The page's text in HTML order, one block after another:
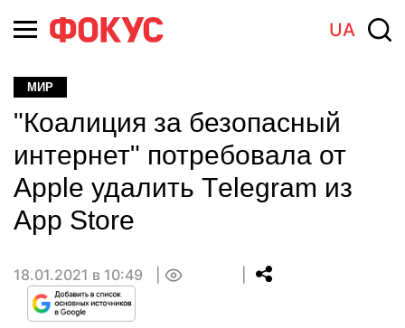
UA
МИР
"Коалиция за безопасный
интернет" потребовала от
Apple удалить Тelegram из
App Store
18.01.2021 в 10:49